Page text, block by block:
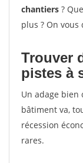
chantiers ?
plus ? On vous
Trouver
pistes à
Un adage bien
bâtiment va,
récession
rares.